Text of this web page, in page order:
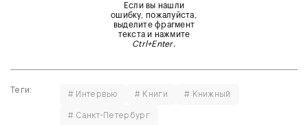
Если вы нашли
ошибку, пожалуйста,
выделите фрагмент
текста и нажмите
Ctrl+Enter.
Теги: # Интервью # Книги
# Книжный
# Санкт-Петербург